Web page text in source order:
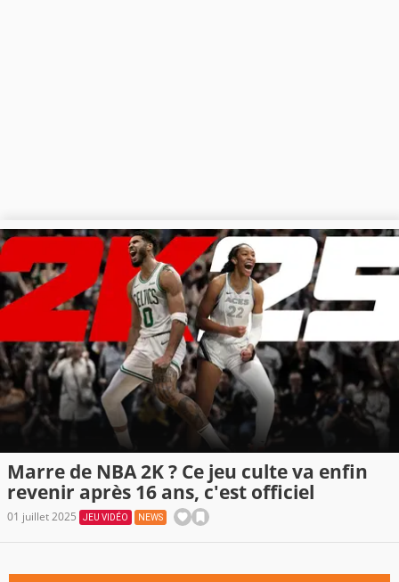
Marre de NBA 2K ? Ce jeu culte va enfin
revenir après 16 ans, c'est officiel
01 juillet 2025 JEU VIDÉO NEWS